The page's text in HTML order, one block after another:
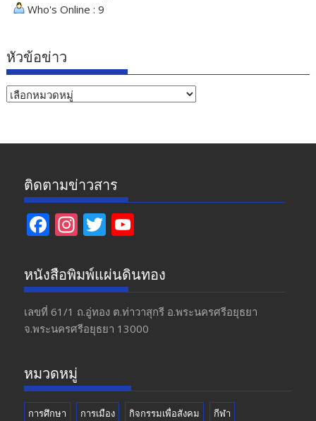
Who's Online : 9
หัวข้อข่าว
หัวข้อ
ติดตามข่าวสาร
F
e
b
o
o
In
a
gr
a
m
T
itt
er
u
T
u
b
หนังสือพิมพ์แผ่นดินทอง
เลขที่ 61/1 ถ.อู่ทอง​ ต.​ท่าวาสุกรี​ อ.พระนครศรีอยุธยา​
จ.พระนครศรีอยุธยา 13000
หมวดหมู่
การศึกษา การเมือง กิจกรรมเพื่อสังคม กีฬา